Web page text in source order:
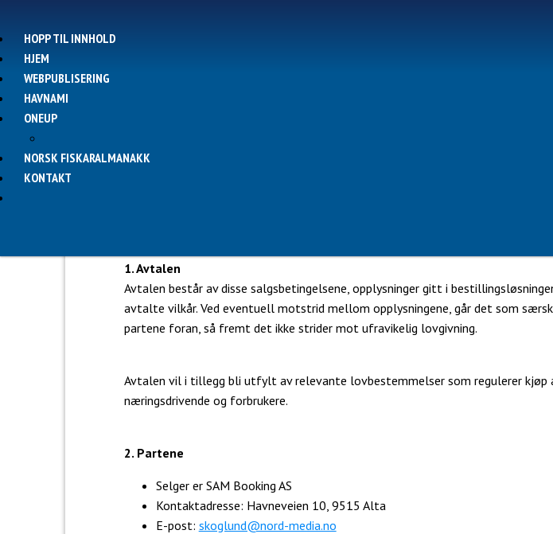
HOPP TIL INNHOLD
HJEM
WEBPUBLISERING
HAVNAMI
ONEUP
NORSK FISKARALMANAKK
KONTAKT
1. Avtalen
Avtalen består av disse salgsbetingelsene, opplysninger gitt i
avtalte vilkår. Ved eventuell motstrid mellom opplysningene, går det som
partene foran, så fremt det ikke strider mot ufravikelig lovgivning.
Avtalen vil i tillegg bli utfylt av relevante lovbestemmelser som regulerer kjøp
næringsdrivende og forbrukere.
2. Partene
Selger er SAM Booking AS
Kontaktadresse: Havneveien 10, 9515 Alta
E-post: skoglund@nord-media.no